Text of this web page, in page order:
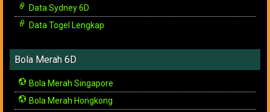
Data Sydney 6D
Data Togel Lengkap
Bola Merah 6D
Bola Merah Singapore
Bola Merah Hongkong